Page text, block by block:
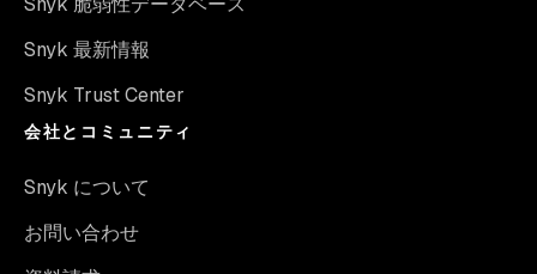
Snyk 最新情報
Snyk Trust Center
会社とコミュニティ
Snyk について
お問い合わせ